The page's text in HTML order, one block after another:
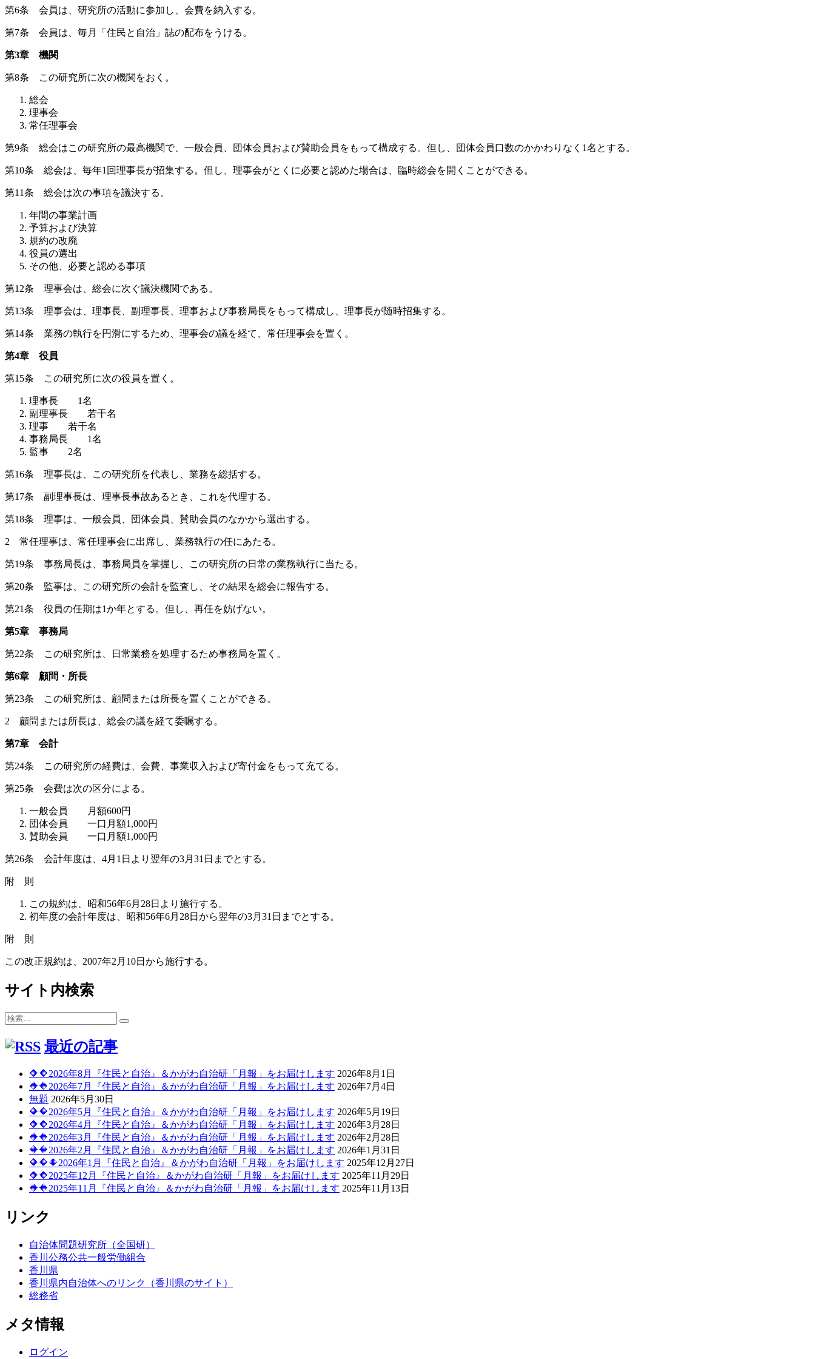
第6条 会員は、研究所の活動に参加し、会費を納入する。
第7条 会員は、毎月「住民と自治」誌の配布をうける。
第3章 機関
第8条 この研究所に次の機関をおく。
総会
理事会
常任理事会
第9条 総会はこの研究所の最高機関で、一般会員、団体会員および賛助会員をもって構成する。但し、団体会員口数のかかわりなく1名とする。
第10条 総会は、毎年1回理事長が招集する。但し、理事会がとくに必要と認めた場合は、臨時総会を開くことができる。
第11条 総会は次の事項を議決する。
年間の事業計画
予算および決算
規約の改廃
役員の選出
その他、必要と認める事項
第12条 理事会は、総会に次ぐ議決機関である。
第13条 理事会は、理事長、副理事長、理事および事務局長をもって構成し、理事長が随時招集する。
第14条 業務の執行を円滑にするため、理事会の議を経て、常任理事会を置く。
第4章 役員
第15条 この研究所に次の役員を置く。
理事長 1名
副理事長 若干名
理事 若干名
事務局長 1名
監事 2名
第16条 理事長は、この研究所を代表し、業務を総括する。
第17条 副理事長は、理事長事故あるとき、これを代理する。
第18条 理事は、一般会員、団体会員、賛助会員のなかから選出する。
2 常任理事は、常任理事会に出席し、業務執行の任にあたる。
第19条 事務局長は、事務局員を掌握し、この研究所の日常の業務執行に当たる。
第20条 監事は、この研究所の会計を監査し、その結果を総会に報告する。
第21条 役員の任期は1か年とする。但し、再任を妨げない。
第5章 事務局
第22条 この研究所は、日常業務を処理するため事務局を置く。
第6章 顧問・所長
第23条 この研究所は、顧問または所長を置くことができる。
2 顧問または所長は、総会の議を経て委嘱する。
第7章 会計
第24条 この研究所の経費は、会費、事業収入および寄付金をもって充てる。
第25条 会費は次の区分による。
一般会員 月額600円
団体会員 一口月額1,000円
賛助会員 一口月額1,000円
第26条 会計年度は、4月1日より翌年の3月31日までとする。
附 則
この規約は、昭和56年6月28日より施行する。
初年度の会計年度は、昭和56年6月28日から翌年の3月31日までとする。
附 則
この改正規約は、2007年2月10日から施行する。
サイト内検索
検
検
最近の記事
🔶🔶2026年8月『住民と自治』＆かがわ自治研「月報」をお届けします 2026年8月1日
🔶🔶2026年7月『住民と自治』＆かがわ自治研「月報」をお届けします 2026年7月4日
無題 2026年5月30日
🔶🔶2026年5月『住民と自治』＆かがわ自治研「月報」をお届けします 2026年5月19日
🔶🔶2026年4月『住民と自治』＆かがわ自治研「月報」をお届けします 2026年3月28日
🔶🔶2026年3月『住民と自治』＆かがわ自治研「月報」をお届けします 2026年2月28日
🔶🔶2026年2月『住民と自治』＆かがわ自治研「月報」をお届けします 2026年1月31日
🔶🔶🔶2026年1月『住民と自治』＆かがわ自治研「月報」をお届けします 2025年12月27日
🔶🔶2025年12月『住民と自治』＆かがわ自治研「月報」をお届けします 2025年11月29日
🔶🔶2025年11月『住民と自治』＆かがわ自治研「月報」をお届けします 2025年11月13日
リンク
自治体問題研究所（全国研）
香川公務公共一般労働組合
香川県
香川県内自治体へのリンク（香川県のサイト）
総務省
メタ情報
ログイン